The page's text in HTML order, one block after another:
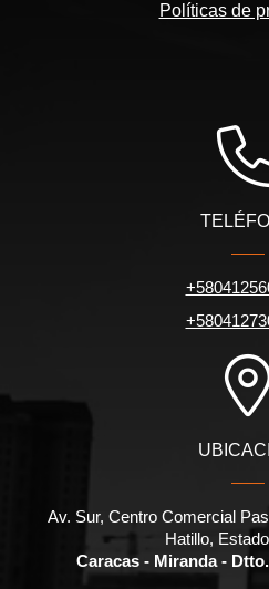
Políticas de
Av. Sur, Centro Comercial
Hatillo,
Caracas - Miranda -